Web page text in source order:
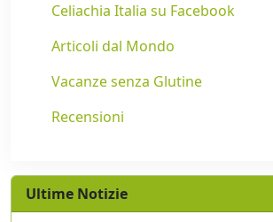
Celiachia Italia su Facebook
Articoli dal Mondo
Vacanze senza Glutine
Recensioni
Ultime Notizie